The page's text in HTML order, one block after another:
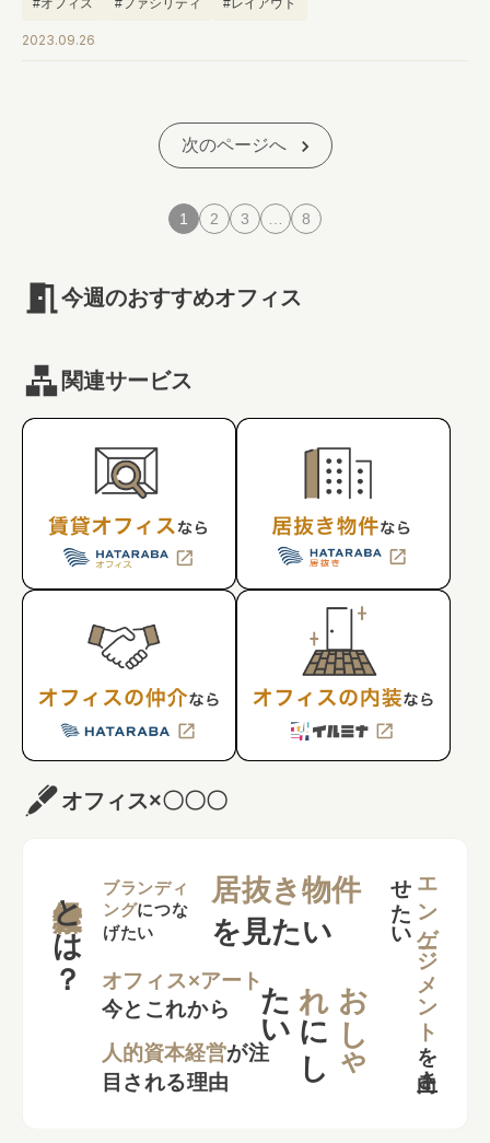
#オフィス #ファシリティ #レイアウト
2023.09.26
次のページへ
1 2 3 8
今週のおすすめオフィス
関連サービス
オフィス×〇〇〇
とは？
ブランディ
ングにつな
げたい
居抜き物件
を見たい
オフィス×アート
今とこれから
人的資本経営が注
目される理由
お
し
ゃ
れ
に
し
た
い エンゲージメント
を
向上さ
せ
た
い